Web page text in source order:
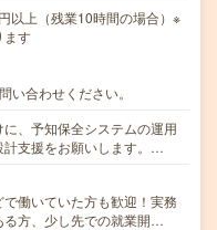
以上（残業10時間の場合）※
ます
合わせください。
、予知保全システムの運用
計支援をお願いします。…
働いていた方も歓迎！実務
る方、少し先での就業開…